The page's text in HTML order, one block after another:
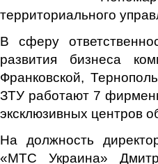
территориального
В сферу
развития бизнеса
Франковской,
ЗТУ работают 7
эксклюзивных центров
На должность
«МТС Украина»